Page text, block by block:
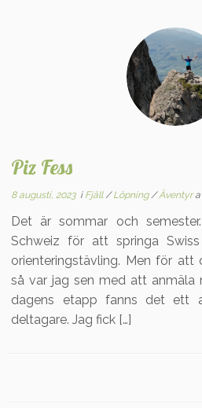
Piz Fess
8 augusti, 2023i Fjäll/Löpning/Äventyr
Det är sommar och
Schweiz för att springa
orienteringstävling. Men för att
så var jag sen med att
dagens etapp fanns det ett
deltagare. Jag fick […]